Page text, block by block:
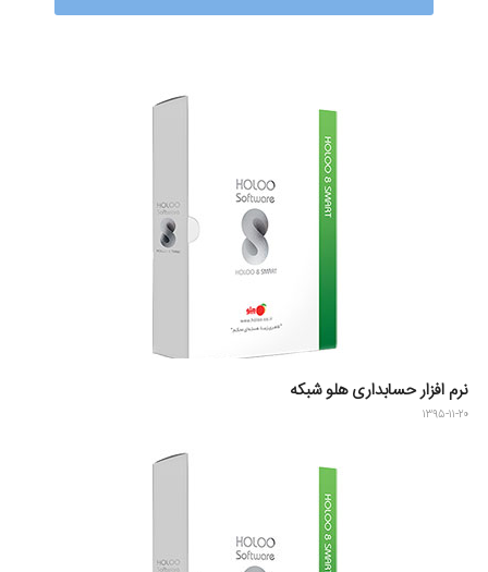
نرم افزار حسابداری هلو شبکه
۱۳۹۵-۱۱-۲۰